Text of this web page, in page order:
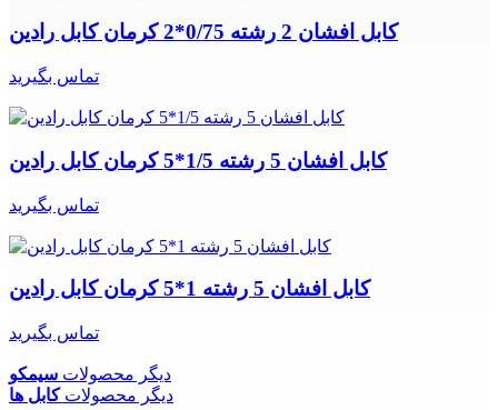
کابل افشان 2 رشته 0/75*2 کرمان کابل رادین
تماس بگیرید
کابل افشان 5 رشته 1/5*5 کرمان کابل رادین
تماس بگیرید
کابل افشان 5 رشته 1*5 کرمان کابل رادین
تماس بگیرید
دیگر محصولات سیمکو
دیگر محصولاتکابل ها